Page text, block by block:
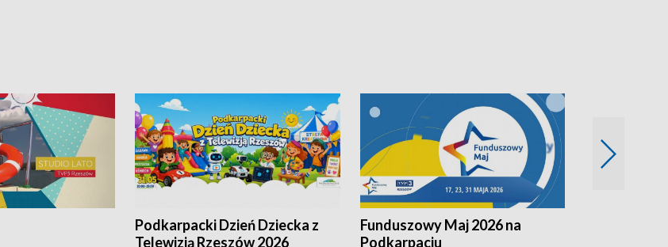
Podkarpacki Dzień Dziecka z
Telewizją Rzeszów 2026
Funduszowy Maj 2026 na
Podkarpaciu